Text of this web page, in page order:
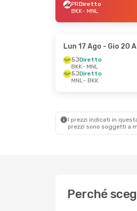
PRDiretto
BKK- MNL
Lun 17 Ago - Gio 20
5JDiretto
BKK- MNL
5JDiretto
MNL- BKK
I prezzi indicati in
prezzi sono soggetti a
Perché